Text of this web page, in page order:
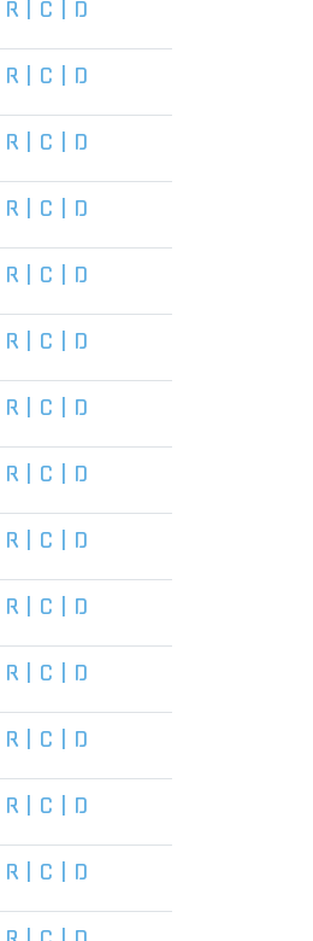
R C D
R C D
R C D
R C D
R C D
R C D
R C D
R C D
R C D
R C D
R C D
R C D
R C D
R C D